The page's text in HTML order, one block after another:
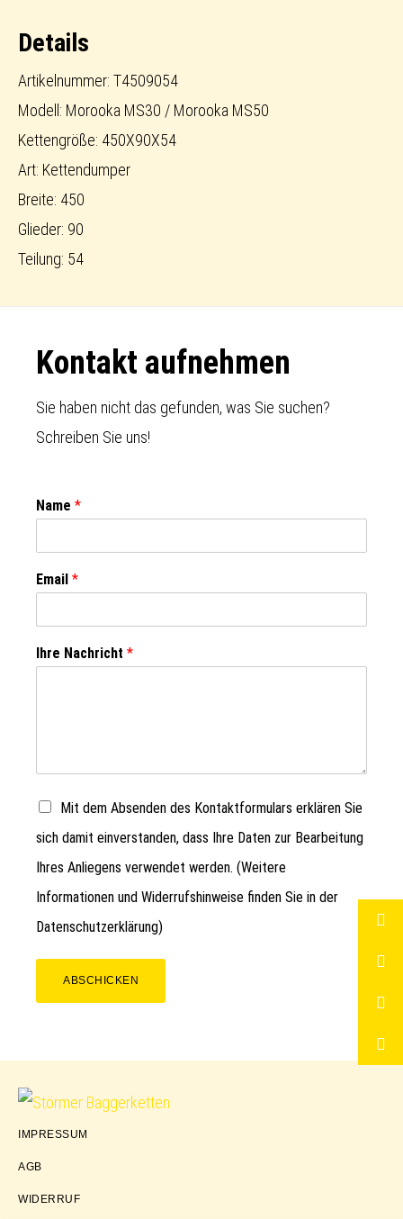
Carrier
Menge
Details
Artikelnummer: T4509054
Modell: Morooka MS30 / Morooka MS50
Kettengröße: 450X90X54
Art: Kettendumper
Breite: 450
Glieder: 90
Teilung: 54
Footer
Kontakt aufnehmen
Sie haben nicht das gefunden, was Sie suchen?
Schreiben Sie uns!
Name *
Email *
Ihre Nachricht *
Mit dem Absenden des Kontaktformulars erklären Sie
sich damit einverstanden, dass Ihre Daten zur Bearbeitung
Ihres Anliegens verwendet werden. (Weitere
Informationen und Widerrufshinweise finden Sie in der
Datenschutzerklärung)
ABSCHICKEN
Störmer
IMPRESSUM
AGB
WIDERRUF